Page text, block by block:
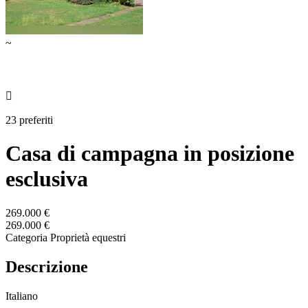
~

23 preferiti
Casa di campagna in posizione
esclusiva
269.000 €
269.000 €
Categoria Proprietà equestri
Descrizione
Italiano